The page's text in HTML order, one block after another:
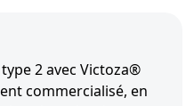
2 avec Victoza®
commercialisé, en